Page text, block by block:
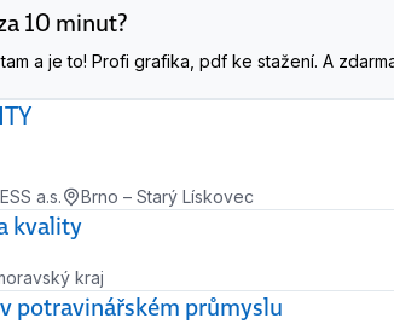
10 minut?
a je to! Profi grafika, pdf ke stažení. A
a.s.
Brno – Starý Lískovec
kvality
kraj
potravinářském průmyslu